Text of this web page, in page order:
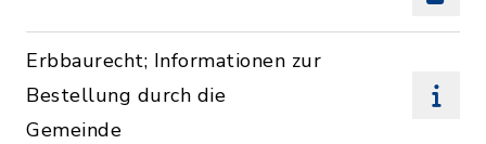
Erbbaurecht; Informationen zur
Bestellung durch die
Gemeinde